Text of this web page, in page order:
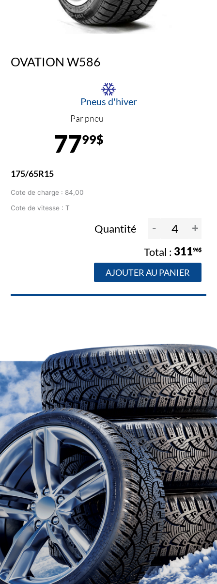
OVATION W586
Pneus d'hiver
Par pneu
7799$
175/65R15
Cote de charge : 84,00
Cote de vitesse : T
Quantité - +
31196$
AJOUTER AU PANIER